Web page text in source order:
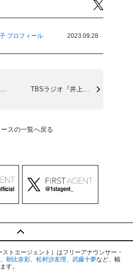
プロフィール 2023.09.28
TBSラジオ『井上貴博 土曜日の｢あ｣』...
スの一覧へ戻る
トエージェント）はフリーアナウンサー・
、 朝比奈彩、 松村沙友理、 武藤十夢など、幅
す。